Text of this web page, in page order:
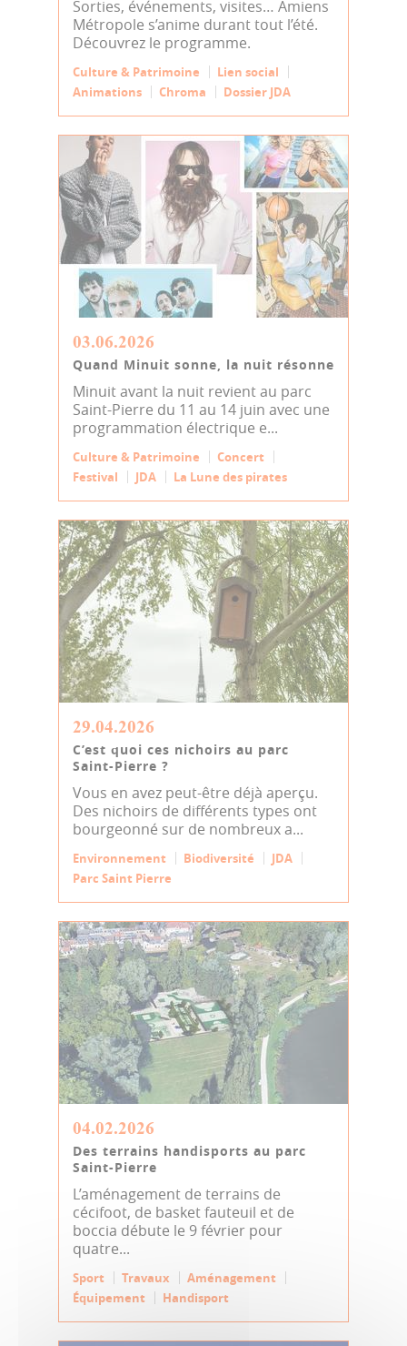
Sorties, événements, visites… Amiens
Métropole s’anime durant tout l’été.
Découvrez le programme.
Culture & Patrimoine
Lien social
Animations
Chroma Dossier JDA
03.06.2026
Quand Minuit sonne, la nuit résonne
Minuit avant la nuit revient au parc
Saint-Pierre du 11 au 14 juin avec une
programmation électrique e...
Culture & Patrimoine
Concert
Festival
JDA La Lune des pirates
29.04.2026
C’est quoi ces nichoirs au parc
Saint-Pierre ?
Vous en avez peut-être déjà aperçu.
Des nichoirs de différents types ont
bourgeonné sur de nombreux a...
Environnement Biodiversité
JDA
Parc Saint Pierre
04.02.2026
Des terrains handisports au parc
Saint-Pierre
L’aménagement de terrains de
cécifoot, de basket fauteuil et de
boccia débute le 9 février pour
quatre...
Sport Travaux
Aménagement
Équipement
Handisport